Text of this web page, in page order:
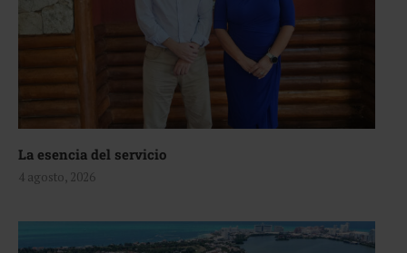
La esencia del servicio
4 agosto, 2026